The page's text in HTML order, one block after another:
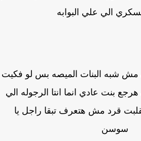
الي علي البوابه
شبه البنات الميصه بس لو فكيت
عادي انما انتا الرجوله الي
قرد مش هتعرف تبقا راجل يا
سوسن